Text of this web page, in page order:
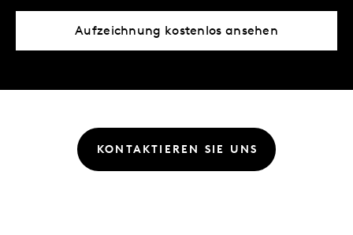
Aufzeichnung kostenlos ansehen
KONTAKTIEREN SIE UNS